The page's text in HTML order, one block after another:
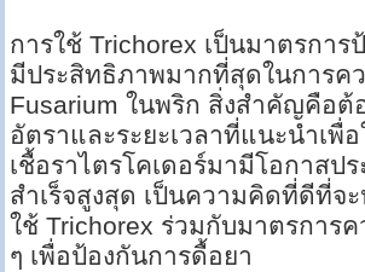
การใช้ Trichorex เป็นมาตรการ
มีประสิทธิภาพมากที่สุดในการค
Fusarium ในพริก สิ่งสำคัญคือต้
อัตราและระยะเวลาที่แนะนำเพื่
เชื้อราไตรโคเดอร์มามีโอกาสป
สำเร็จสูงสุด เป็นความคิดที่ดีที่จ
ใช้ Trichorex ร่วมกับมาตรการ
ๆ เพื่อป้องกันการดื้อยา